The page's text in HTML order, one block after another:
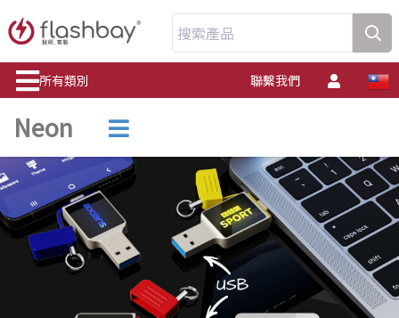
搜索產品
所有類別 聯繫我們
Neon